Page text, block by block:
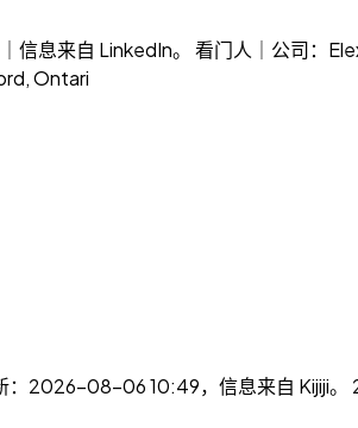
息来自 LinkedIn。 看门人｜公司：
Ontari
2026-08-06 10:49，信息来自 Kijiji。